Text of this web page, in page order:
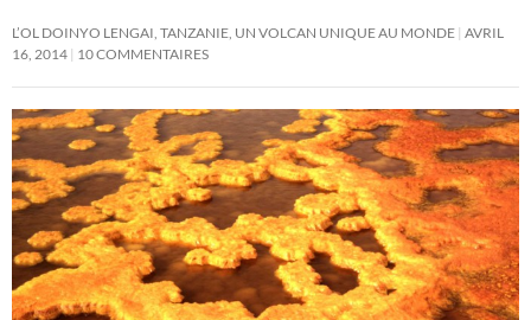
L’OL DOINYO LENGAI, TANZANIE, UN VOLCAN UNIQUE AU MONDE AVRIL
16, 2014 10 COMMENTAIRES